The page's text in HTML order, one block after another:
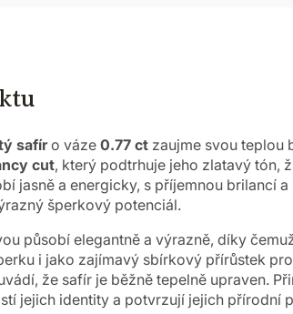
safíro váze 0.77 ct zaujme svou teplou
cut, který podtrhuje jeho zlatavý tón,
jasně a energicky, s příjemnou brilancí
šperkový potenciál.
působí elegantně a výrazně, díky
i jako zajímavý sbírkový přírůstek
že safír je běžně tepelně upraven.
jejich identity a potvrzují jejich přírodní